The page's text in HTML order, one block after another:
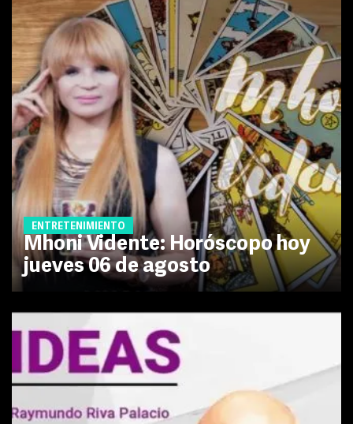
ENTRETENIMIENTO
Mhoni Vidente: Horóscopo hoy
jueves 06 de agosto